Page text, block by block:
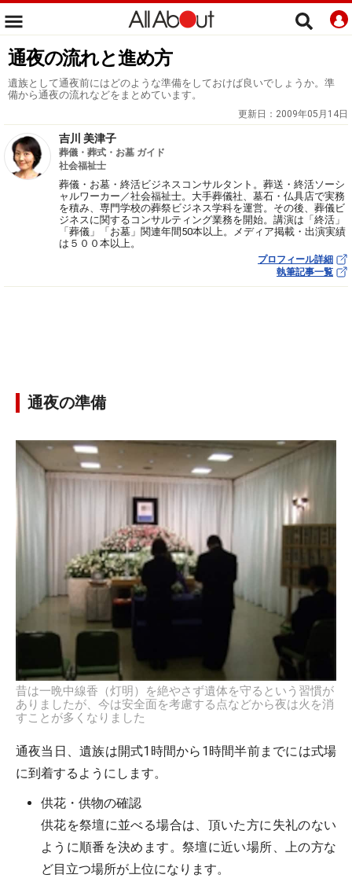
通夜の流れと進め方
遺族として通夜前にはどのような準備をしておけば良いでしょうか。準
備から通夜の流れなどをまとめています。
更新日： 2009年05月14日
吉川 美津子
葬儀・葬式・お墓 ガイド
社会福祉士
葬儀・お墓・終活ビジネスコンサルタント。葬送・終活ソーシ
ャルワーカー／社会福祉士。大手葬儀社、墓石・仏具店で実務
を積み、専門学校の葬祭ビジネス学科を運営。その後、葬儀ビ
ジネスに関するコンサルティング業務を開始。講演は「終活」
「葬儀」「お墓」関連年間50本以上。メディア掲載・出演実績
は５００本以上。
プロフィール詳細
執筆記事一覧
通夜の準備
昔は一晩中線香（灯明）を絶やさず遺体を守るという習慣が
ありましたが、今は安全面を考慮する点などから夜は火を消
すことが多くなりました
通夜当日、遺族は開式1時間から1時間半前までには式場
に到着するようにします。
供花・供物の確認
供花を祭壇に並べる場合は、頂いた方に失礼のない
ように順番を決めます。祭壇に近い場所、上の方な
ど目立つ場所が上位になります。